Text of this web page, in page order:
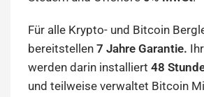
Für alle Krypto- und Bitcoin
bereitstellen7 Jahre Garantie.
werden darin installiert48
und teilweise verwaltet Bitcoin